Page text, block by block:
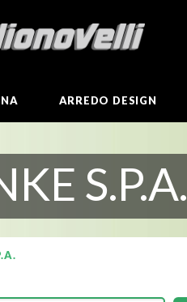
ARREDO DESIGN
S.P.A.